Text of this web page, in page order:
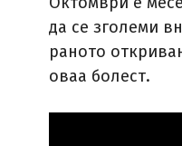
да се зголеми
раното
оваа болест.